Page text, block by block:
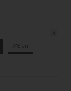
7/8 ani